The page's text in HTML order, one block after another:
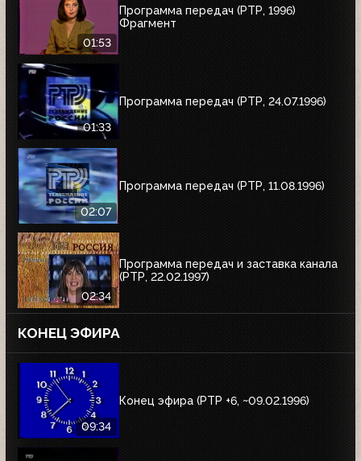
01:53
Программа передач (РТР, 1996)
Фрагмент
01:33
Программа передач (РТР, 24.07.1996)
02:07
Программа передач (РТР, 11.08.1996)
02:34
Программа передач и заставка канала
(РТР, 22.02.1997)
КОНЕЦ ЭФИРА
09:34
Конец эфира (РТР +6, ~09.02.1996)